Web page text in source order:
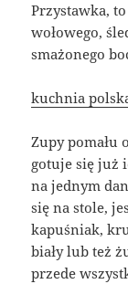
Przystawka,
wołowego,
smażonego
kuchnia
Zupy pomału
gotuje się już
na jednym
się na stole,
kapuśniak,
biały lub też
przede